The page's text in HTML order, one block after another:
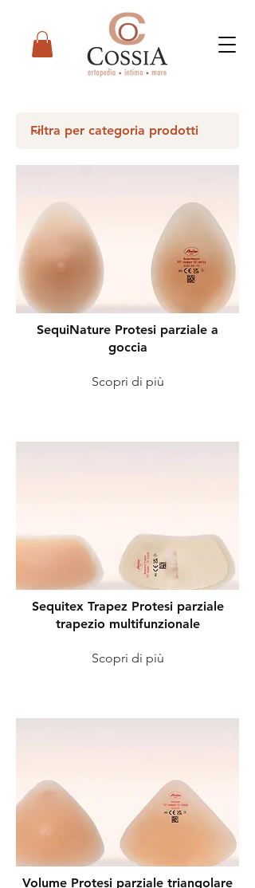
SequiNature Protesi parziale a
goccia
Scopri di più
Sequitex Trapez Protesi parziale
trapezio multifunzionale
Scopri di più
Volume Protesi parziale triangolare